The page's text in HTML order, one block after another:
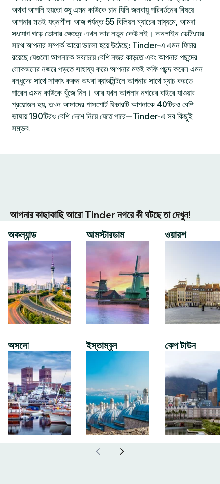
অথবা আপনি হয়তো শুধু এমন কাউকে চান যিনি জলবায়ু পরিবর্তনের বিষয়ে
আপনার মতই যত্নশীল৷ আজ পর্যন্ত 55 বিলিয়ন ম্যাচের মাধ্যমে, আমরা
সংযোগ গড়ে তোলার ক্ষেত্রে এখন আর নতুন কেউ নই। অনলাইন ডেটিংয়ের
সাথে আপনার সম্পর্ক আরো ভালো হয়ে উঠেছে: Tinder-এ এমন ফিচার
রয়েছে যেগুলো আপনাকে সবচেয়ে বেশি নজর কাড়তে এবং আপনার পছন্দের
লোকজনের নজরে পড়তে সাহায্য করে৷ আপনার মতই কফি পছন্দ করেন এমন
বন্ধুদের সাথে সাক্ষাৎ করুন অথবা ব্যাডমিন্টনে আপনার সাথে ম্যাচ করতে
পারেন এমন কাউকে খুঁজে নিন। আর যখন আপনার নগরের বাইরে যাওয়ার
প্রয়োজন হয়, তখন আমাদের পাসপোর্ট ফিচারটি আপনাকে 40টিরও বেশি
ভাষায় 190টিরও বেশি দেশে নিয়ে যেতে পারে—Tinder-এ সব কিছুই
সম্ভব৷
আপনার কাছাকাছি আরো Tinder নগরে কী ঘটছে তা দেখুন!
অকল্যান্ড
অসলো
আমস্টারডাম
ইস্তাম্বুল
ওয়ারশ
কেপ টাউন